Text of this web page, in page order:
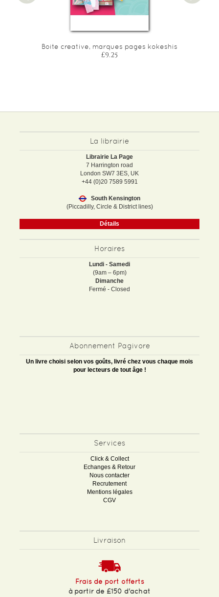
Boite creative, marques pages kokeshis
£9.25
La librairie
Librairie La Page
7 Harrington road
London SW7 3ES, UK
+44 (0)20 7589 5991
South Kensington
(Piccadilly, Circle & District lines)
Détails
Horaires
Lundi - Samedi
(9am – 6pm)
Dimanche
Fermé - Closed
Abonnement Pagivore
Un livre choisi selon vos goûts, livré chez vous chaque mois
pour lecteurs de tout âge !
Services
Click & Collect
Echanges & Retour
Nous contacter
Recrutement
Mentions légales
CGV
Livraison
Frais de port offerts
à partir de £150 d'achat